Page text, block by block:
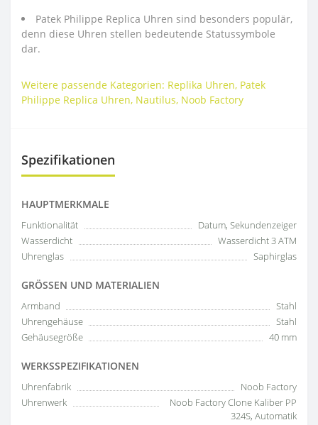
Patek Philippe Replica Uhren sind besonders populär,
denn diese Uhren stellen bedeutende Statussymbole
dar.
Weitere passende Kategorien: Replika Uhren, Patek
Philippe Replica Uhren, Nautilus, Noob Factory
Spezifikationen
HAUPTMERKMALE
Funktionalität
Datum, Sekundenzeiger
Wasserdicht
Wasserdicht 3 ATM
Uhrenglas
Saphirglas
GRÖSSEN UND MATERIALIEN
Armband
Stahl
Uhrengehäuse
Stahl
Gehäusegröße
40 mm
WERKSSPEZIFIKATIONEN
Uhrenfabrik
Noob Factory
Uhrenwerk
Noob Factory Clone Kaliber PP
324S, Automatik